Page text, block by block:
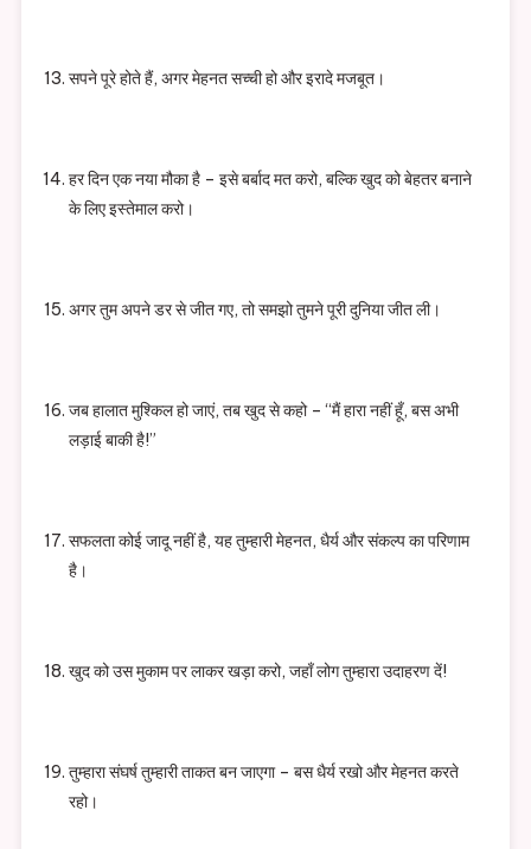
सपने पूरे होते हैं, अगर मेहनत सच्ची हो और इरादे मजबूत।
हर दिन एक नया मौका है – इसे बर्बाद मत करो, बल्कि खुद को बेहतर बनाने
के लिए इस्तेमाल करो।
अगर तुम अपने डर से जीत गए, तो समझो तुमने पूरी दुनिया जीत ली।
जब हालात मुश्किल हो जाएं, तब खुद से कहो – “मैं हारा नहीं हूँ, बस अभी
लड़ाई बाकी है!”
सफलता कोई जादू नहीं है, यह तुम्हारी मेहनत, धैर्य और संकल्प का परिणाम
है।
खुद को उस मुकाम पर लाकर खड़ा करो, जहाँ लोग तुम्हारा उदाहरण दें!
तुम्हारा संघर्ष तुम्हारी ताकत बन जाएगा – बस धैर्य रखो और मेहनत करते
रहो।